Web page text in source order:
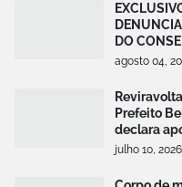
DO
agosto 04,
Prefeito
declara
julho 10, 2026